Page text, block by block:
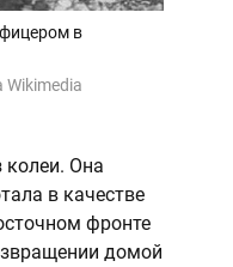
в
Wikimedia
колеи. Она
в качестве
фронте
домой